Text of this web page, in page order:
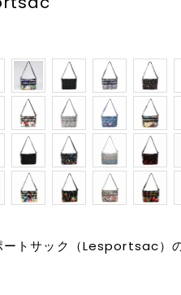
トサック（Lesportsac）